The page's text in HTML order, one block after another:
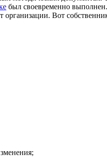
был своевременно
Вот